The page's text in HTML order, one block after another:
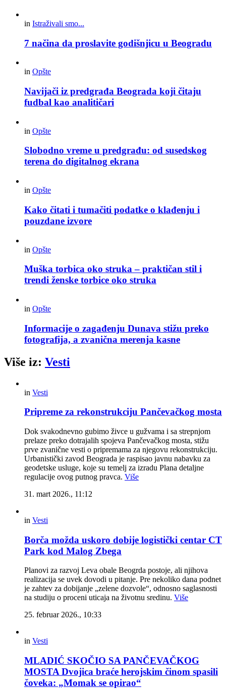
in Istraživali smo...
7 načina da proslavite godišnjicu u Beogradu
in Opšte
Navijači iz predgrađa Beograda koji čitaju
fudbal kao analitičari
in Opšte
Slobodno vreme u predgrađu: od susedskog
terena do digitalnog ekrana
in Opšte
Kako čitati i tumačiti podatke o klađenju i
pouzdane izvore
in Opšte
Muška torbica oko struka – praktičan stil i
trendi ženske torbice oko struka
in Opšte
Informacije o zagađenju Dunava stižu preko
fotografija, a zvanična merenja kasne
Više iz: Vesti
in Vesti
Pripreme za rekonstrukciju Pančevačkog mosta
Dok svakodnevno gubimo živce u gužvama i sa strepnjom
prelaze preko dotrajalih spojeva Pančevačkog mosta, stižu
prve zvanične vesti o pripremama za njegovu rekonstrukciju.
Urbanistički zavod Beograda je raspisao javnu nabavku za
geodetske usluge, koje su temelj za izradu Plana detaljne
regulacije ovog putnog pravca. Više
31. mart 2026., 11:12
in Vesti
Borča možda uskoro dobije logistički centar CT
Park kod Malog Zbega
Planovi za razvoj Leva obale Beogrda postoje, ali njihova
realizacija se uvek dovodi u pitanje. Pre nekoliko dana podnet
je zahtev za dobijanje „zelene dozvole“, odnosno saglasnosti
na studiju o proceni uticaja na životnu sredinu. Više
25. februar 2026., 10:33
in Vesti
MLADIĆ SKOČIO SA PANČEVAČKOG
MOSTA Dvojica braće herojskim činom spasili
čoveka: „Momak se opirao“